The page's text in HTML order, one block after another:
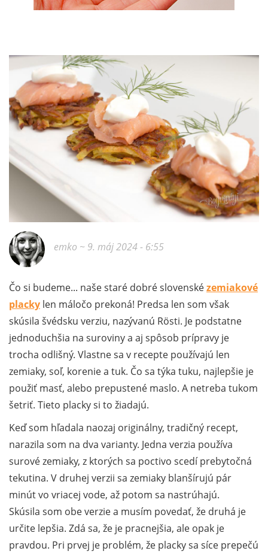
emko ~ 9. máj 2024 - 6:55
Čo si budeme... naše staré dobré slovenskézemiakové
placky len máločo prekoná! Predsa len som však
skúsila švédsku verziu, nazývanú Rösti. Je podstatne
jednoduchšia na suroviny a aj spôsob prípravy je
trocha odlišný. Vlastne sa v recepte používajú len
zemiaky, soľ, korenie a tuk. Čo sa týka tuku, najlepšie je
použiť masť, alebo prepustené maslo. A netreba tukom
šetriť. Tieto placky si to žiadajú.
Keď som hľadala naozaj originálny, tradičný recept,
narazila som na dva varianty. Jedna verzia používa
surové zemiaky, z ktorých sa poctivo scedí prebytočná
tekutina. V druhej verzii sa zemiaky blanšírujú pár
minút vo vriacej vode, až potom sa nastrúhajú.
Skúsila som obe verzie a musím povedať, že druhá je
určite lepšia. Zdá sa, že je pracnejšia, ale opak je
pravdou. Pri prvej je problém, že placky sa síce prepečú